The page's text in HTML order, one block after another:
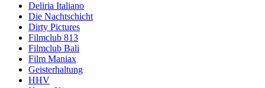
Deliria Italiano
Die Nachtschicht
Dirty Pictures
Filmclub 813
Filmclub Bali
Film Maniax
Geisterhaltung
HHV